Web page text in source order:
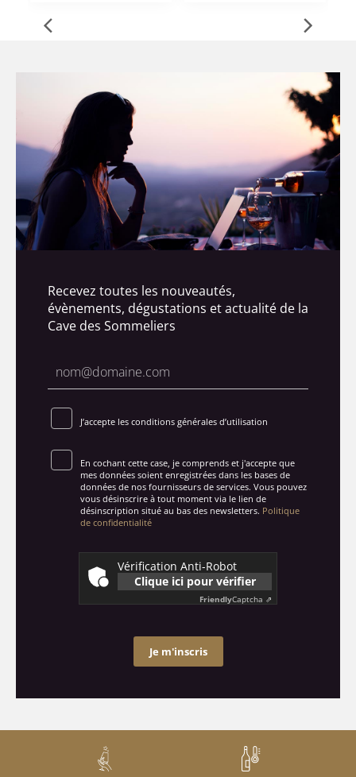
Recevez toutes les nouveautés,
évènements, dégustations et actualité de la
Cave des Sommeliers
J’accepte les conditions générales d’utilisation
En cochant cette case, je comprends et j'accepte que
mes données soient enregistrées dans les bases de
données de nos fournisseurs de services. Vous pouvez
vous désinscrire à tout moment via le lien de
désinscription situé au bas des newsletters. Politique
de confidentialité
Vérification Anti-Robot
Clique ici pour vérifier
FriendlyCaptcha ⇗
Je m'inscris